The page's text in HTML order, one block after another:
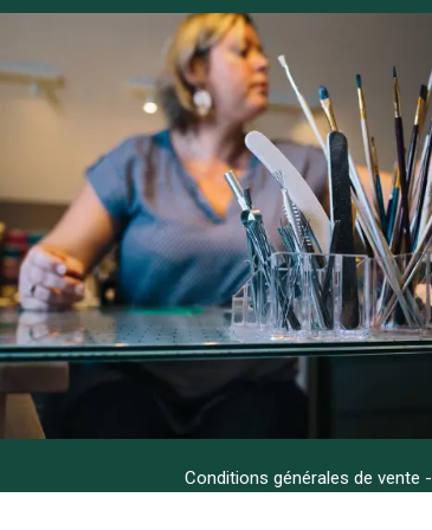
Conditions générales de vente -